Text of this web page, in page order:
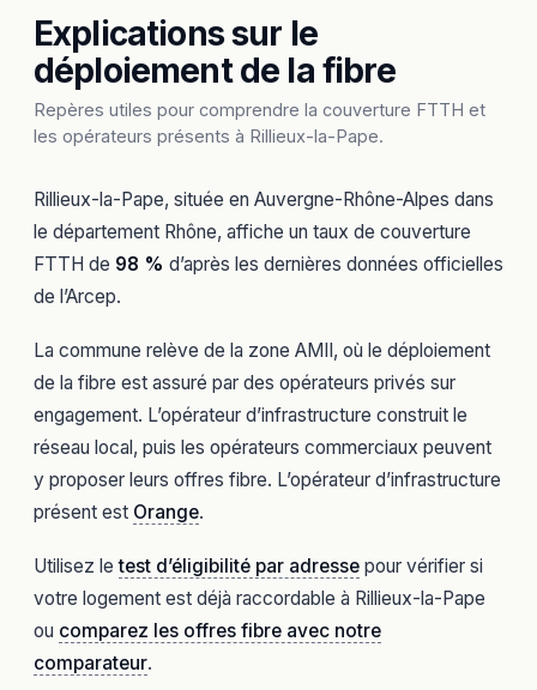
Explications sur le
déploiement de la fibre
Repères utiles pour comprendre la couverture FTTH et
les opérateurs présents à Rillieux-la-Pape.
Rillieux-la-Pape, située en Auvergne-Rhône-Alpes dans
le département Rhône, affiche un taux de couverture
FTTH de 98 % d’après les dernières données officielles
de l’Arcep.
La commune relève de la zone AMII, où le déploiement
de la fibre est assuré par des opérateurs privés sur
engagement. L’opérateur d’infrastructure construit le
réseau local, puis les opérateurs commerciaux peuvent
y proposer leurs offres fibre. L’opérateur d’infrastructure
présent est Orange.
Utilisez letest d’éligibilité par adresse pour vérifier si
votre logement est déjà raccordable à Rillieux-la-Pape
ou comparez les offres fibre avec notre
comparateur.